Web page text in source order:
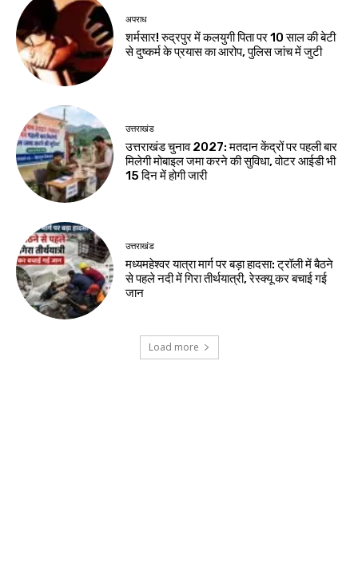
अपराध
शर्मसार! रुद्रपुर में कलयुगी पिता पर 10 साल की बेटी
से दुष्कर्म के प्रयास का आरोप, पुलिस जांच में जुटी
उत्तराखंड
उत्तराखंड चुनाव 2027: मतदान केंद्रों पर पहली बार
मिलेगी मोबाइल जमा करने की सुविधा, वोटर आईडी भी
15 दिन में होगी जारी
उत्तराखंड
मध्यमहेश्वर यात्रा मार्ग पर बड़ा हादसा: ट्रॉली में बैठने
से पहले नदी में गिरा तीर्थयात्री, रेस्क्यू कर बचाई गई
जान
Load more